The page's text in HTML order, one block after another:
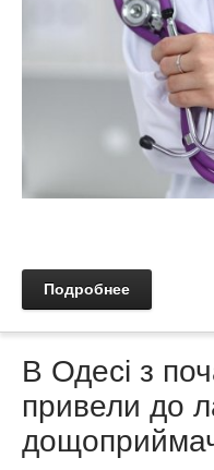
Подробнее
В Одесі з
привели до